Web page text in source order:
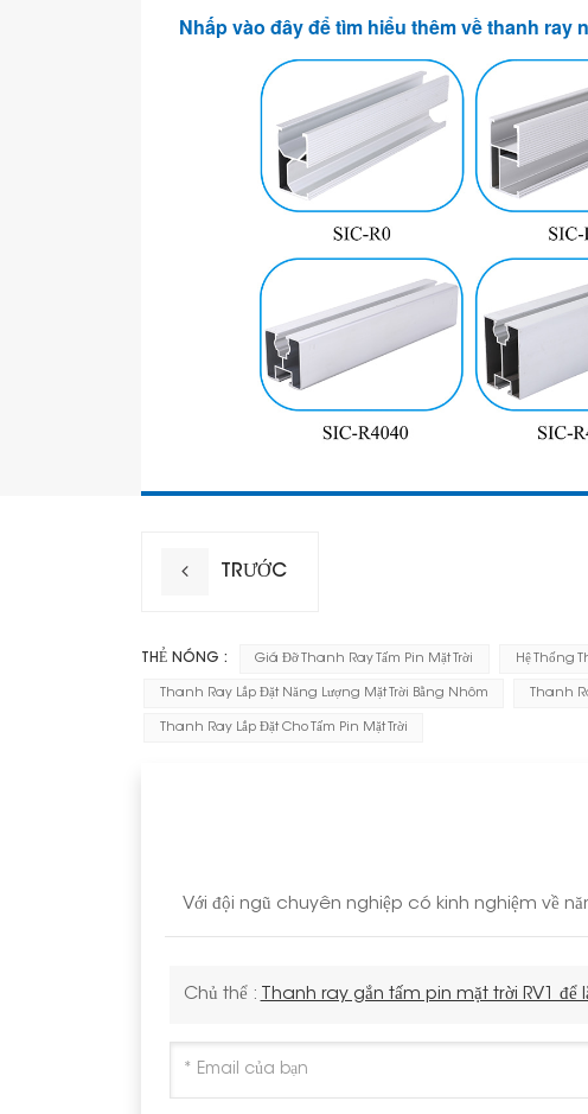
Nhấp vào đây để tìm hiểu thêm về thanh ray
TRƯỚC
THẺ NÓNG : Giá Đỡ Thanh Ray Tấm Pin Mặt Trời Hệ Thống
Thanh Ray Lắp Đặt Năng Lượng Mặt Trời Bằng Nhôm Thanh
Thanh Ray Lắp Đặt Cho Tấm Pin Mặt Trời
Với đội ngũ chuyên nghiệp có kinh nghiệm về
Chủ thể : Thanh ray gắn tấm pin mặt trời RV1 để